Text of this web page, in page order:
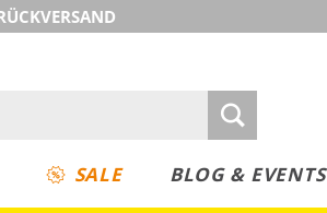
SALE BLOG & EVENTS